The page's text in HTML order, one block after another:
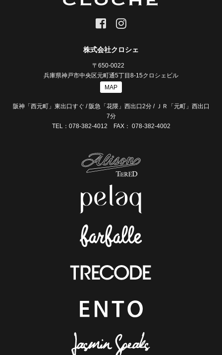
株式会社クロシェ
〒650-0022
兵庫県神戸市中央区元町通5丁目8-15クロシェビル
MAP
阪神「西元町」東出口すぐ / 阪急「花隈」西出口2分 / ＪＲ「元町」西出口
7分
TEL：078-382-4012 FAX： 078-382-4002